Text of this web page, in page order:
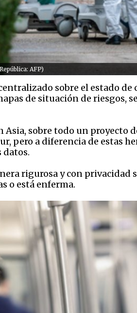
AFP)
sobre el estado de
de situación de riesgos,
sobre todo un proyecto
pero a diferencia de estas
rigurosa y con privacidad
o está enferma.